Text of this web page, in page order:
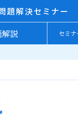
題解決セミナー
解説 セミ